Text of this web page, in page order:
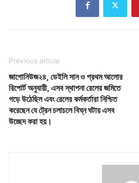
Previous article
জাগোনিউজ২৪, ডেইলি সান ও প্রথম আলোর
রিপোর্ট অনুযায়ী, এসব স্থাপনা রেলের জমিতে
গড়ে উঠেছিল এবং রেলের কর্মকর্তারা নিশ্চিত
করেছেন যে ট্রেন চলাচলে বিঘ্ন ঘটায় এসব
উচ্ছেদ করা হয়।